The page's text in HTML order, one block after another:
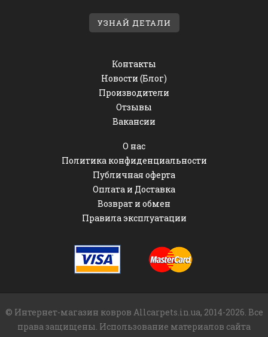
УЗНАЙ ДЕТАЛИ
Контакты
Новости (Блог)
Производители
Отзывы
Вакансии
О нас
Политика конфиденциальности
Публичная оферта
Оплата и Доставка
Возврат и обмен
Правила эксплуатации
© Интернет-магазин ковров Allcarpets.in.ua, 2014-2026. Все
права защищены. Использование материалов сайта